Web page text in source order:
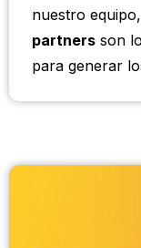
nuestro
partners son
para generar